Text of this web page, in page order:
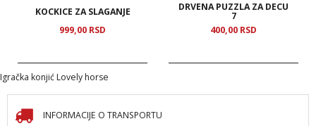
KOCKICE ZA SLAGANJE
999,00 RSD
DRVENA PUZZLA ZA DECU
7
400,00 RSD
Igračka konjić Lovely horse
INFORMACIJE O TRANSPORTU